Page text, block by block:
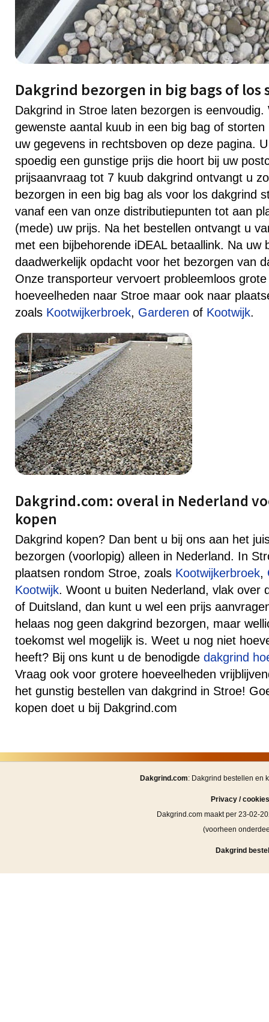
Dakgrind bezorgen in big bags of
Dakgrind in Stroe laten bezorgen is
gewenste aantal kuub in een big bag of
uw gegevens in rechtsboven op deze pagina.
spoedig een gunstige prijs die hoort bij uw
prijsaanvraag tot 7 kuub dakgrind ontvangt u
bezorgen in een big bag als voor los dakgrind
vanaf een van onze distributiepunten tot aan
(mede) uw prijs. Na het bestellen ontvangt u
met een bijbehorende iDEAL betaallink. Na uw
daadwerkelijk opdacht voor het bezorgen van
Onze transporteur vervoert probleemloos
hoeveelheden naar Stroe maar ook naar
zoals Kootwijkerbroek, Garderen of Kootwijk.
Dakgrind.com: overal in Nederland
kopen
Dakgrind kopen? Dan bent u bij ons aan het
bezorgen (voorlopig) alleen in Nederland. In
plaatsen rondom Stroe, zoals Kootwijkerbroek,
Kootwijk. Woont u buiten Nederland, vlak over
of Duitsland, dan kunt u wel een prijs
helaas nog geen dakgrind bezorgen, maar
toekomst wel mogelijk is. Weet u nog niet
heeft? Bij ons kunt u de benodigde dakgrind
Vraag ook voor grotere hoeveelheden
het gunstig bestellen van dakgrind in Stroe!
kopen doet u bij Dakgrind.com
Dakgrind.com: Dakgrind bestellen en
Privacy / cookies
Dakgrind.com maakt per 23-02-
(voorheen
Dakgrind